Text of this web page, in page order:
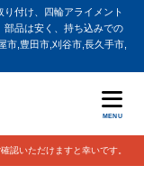
付け、四輪アライメント
部品は安く、持ち込みでの
市,豊田市,刈谷市,長久手市,
MENU
認いただけますと幸いです。